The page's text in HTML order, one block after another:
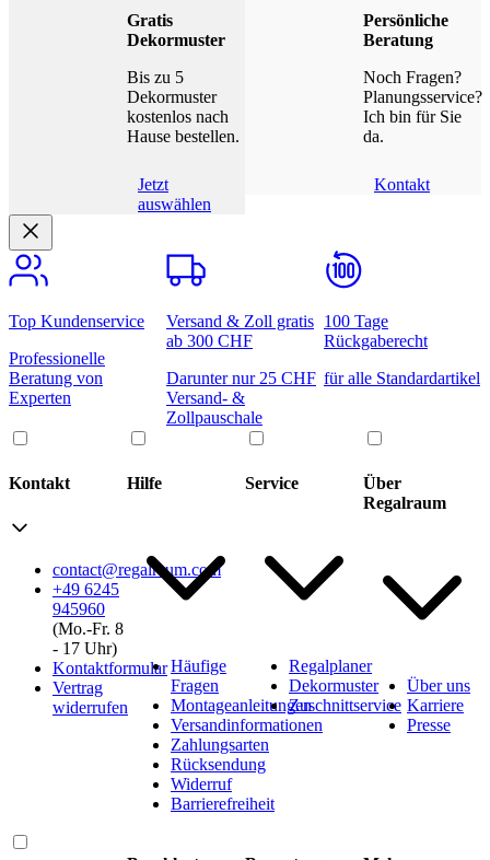
Gratis
Dekormuster
Bis zu 5
Dekormuster
kostenlos nach
Hause bestellen.
Jetzt
auswählen
Persönliche
Beratung
Noch Fragen?
Planungsservice?
Ich bin für Sie
da.
Kontakt
Top Kundenservice
Professionelle
Beratung von
Experten
Versand & Zoll gratis
ab 300 CHF
Darunter nur 25 CHF
Versand- &
Zollpauschale
100 Tage
Rückgaberecht
für alle Standardartikel
Kontakt
contact@regalraum.com
+49 6245
945960
(Mo.‑Fr. 8
‑ 17 Uhr)
Kontaktformular
Vertrag
widerrufen
Hilfe
Häufige
Fragen
Montageanleitungen
Versandinformationen
Zahlungsarten
Rücksendung
Widerruf
Barrierefreiheit
Service
Regalplaner
Dekormuster
Zuschnittservice
Über
Regalraum
Über uns
Karriere
Presse